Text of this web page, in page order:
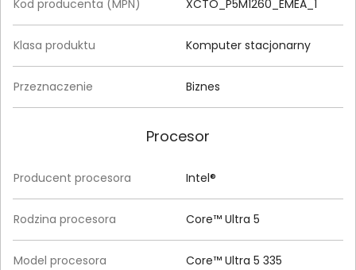
Kod producenta (MPN) XCTO_P5M1260_EMEA_1
Klasa produktu Komputer stacjonarny
Przeznaczenie Biznes
Procesor
Producent procesora Intel®
Rodzina procesora Core™ Ultra 5
Model procesora Core™ Ultra 5 335